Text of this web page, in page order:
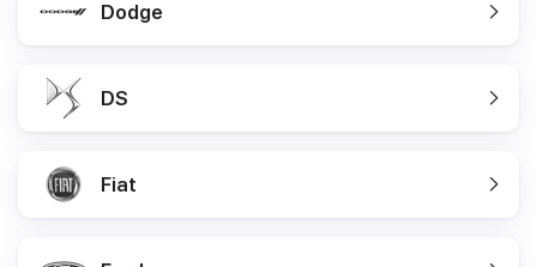
Dodge
DS
Fiat